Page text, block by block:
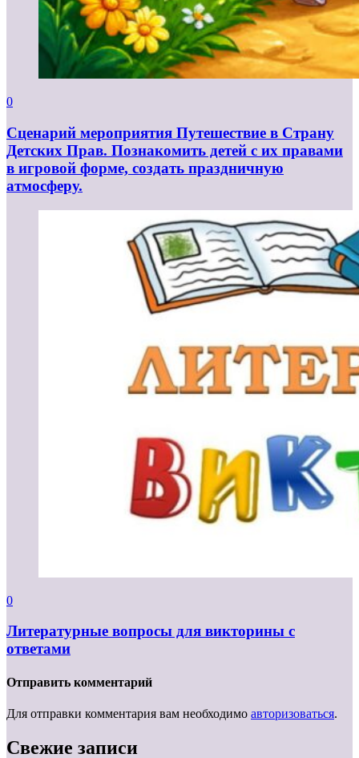
0
Сценарий мероприятия Путешествие в Страну
Детских Прав. Познакомить детей с их правами
в игровой форме, создать праздничную
атмосферу.
0
Литературные вопросы для викторины с
ответами
Отправить комментарий
Для отправки комментария вам необходимо авторизоваться.
Свежие записи